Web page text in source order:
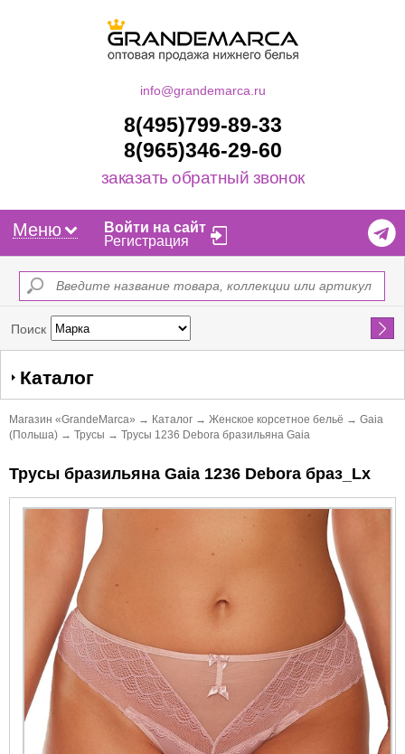
info@grandemarca.ru
8(495)799-89-33
8(965)346-29-60
заказать обратный звонок
Меню
Войти на сайт
Регистрация
Поиск Найти
Каталог
Магазин «GrandeMarca» → Каталог → Женское корсетное бельё → Gaia
(Польша) → Трусы → Трусы 1236 Debora бразильяна Gaia
Трусы бразильяна Gaia 1236 Debora браз_Lx